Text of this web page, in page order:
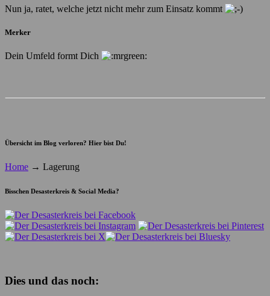
Nun ja, ratet, welche jetzt nicht mehr zum Einsatz kommt
Merker
Dein Umfeld formt Dich
Übersicht im Blog verloren? Hier bist Du!
Home → Lagerung
Bisschen Desasterkreis & Social Media?
Dies und das noch: